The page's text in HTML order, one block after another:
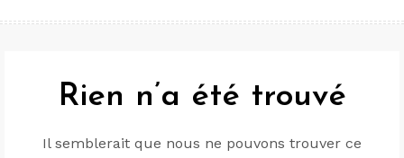
Rien n’a été trouvé
Il semblerait que nous ne pouvons trouver ce